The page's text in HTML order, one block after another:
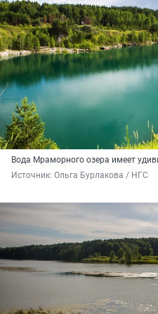
Вода Мраморного озера имеет
Источник: Ольга Бурлакова / НГС